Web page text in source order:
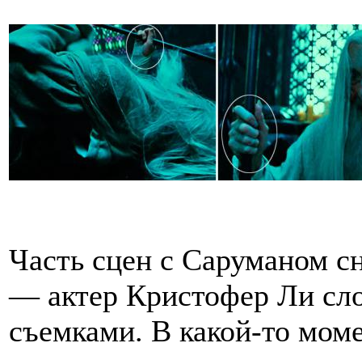
Часть сцен с Саруманом
— актер Кристофер Ли
съемками. В какой-то